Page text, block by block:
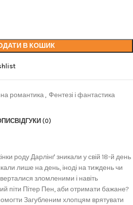
В КОШИК
романтика, Фентезі і фантастика
ВІДГУКИ (0)
роду Дарлінґ зникали у свій 18-й день
лише на день, іноді на тиждень чи
зломленими і навіть
піти Пітер Пен, аби отримати бажане?
Загубленим хлопцям врятувати